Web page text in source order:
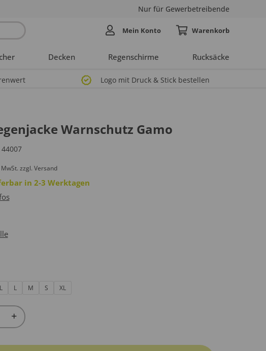
Nur für Gewerbetreibende
Decken Regenschirme Rucksäcke
Mein Konto
Logo mit Druck & Stick bestellen
Warnschutz Gamo
44007
zzgl. Versand
in 2-3 Werktagen
L M S XL
+